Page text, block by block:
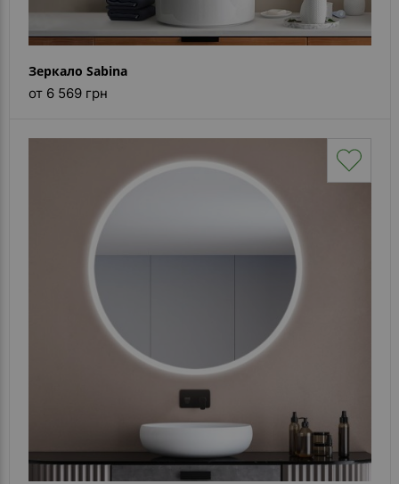
Зеркало Sabina
от 6 569 грн